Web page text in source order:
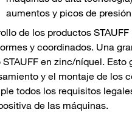
aumentos y picos de
de los productos
y coordinados. Una
en zinc/níquel.
y el montaje de los
todos los requisitos
de las máquinas.